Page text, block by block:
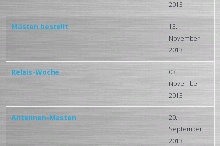
2013
Masten bestellt
13.
November
2013
Relais-Woche
03.
November
2013
Antennen-Masten
20.
September
2013